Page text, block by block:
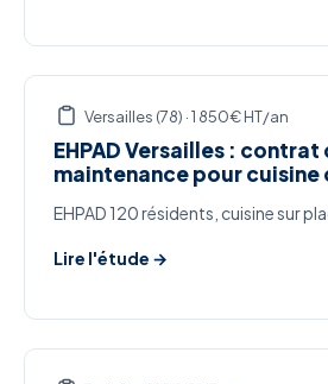
Versailles (78) · 1 850€ HT/an
EHPAD Versailles : contrat
maintenance pour
EHPAD 120 résidents, cuisine sur
Lire l'étude →